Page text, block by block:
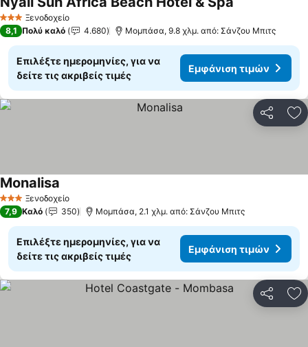
3 ΑστέριαΞενοδοχείο
8,1 Πολύ καλό 4.680 Μομπάσα, 9.8 χλμ. από: Σάνζου Μπιτς
Επιλέξτε ημερομηνίες, για να
δείτε τις ακριβείς τιμές
Εμφάνιση τιμών
3 ΑστέριαΞενοδοχείο
Monalisa
7,9 Καλό 350 Μομπάσα, 2.1 χλμ. από: Σάνζου Μπιτς
Επιλέξτε ημερομηνίες, για να
δείτε τις ακριβείς τιμές
Εμφάνιση τιμών